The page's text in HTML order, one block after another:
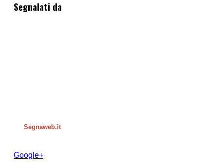
Segnalati da
Segnaweb.it
Google+